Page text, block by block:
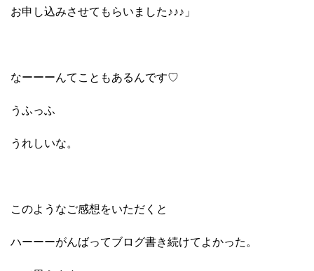
お申し込みさせてもらいました♪♪♪」
なーーーんてこともあるんです♡
うふっふ
うれしいな。
このようなご感想をいただくと
ハーーーがんばってブログ書き続けてよかった。